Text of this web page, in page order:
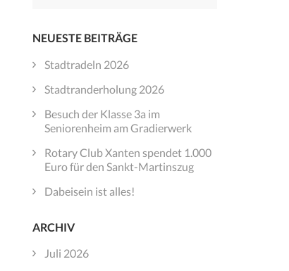
NEUESTE BEITRÄGE
Stadtradeln 2026
Stadtranderholung 2026
Besuch der Klasse 3a im
Seniorenheim am Gradierwerk
Rotary Club Xanten spendet 1.000
Euro für den Sankt-Martinszug
Dabeisein ist alles!
ARCHIV
Juli 2026